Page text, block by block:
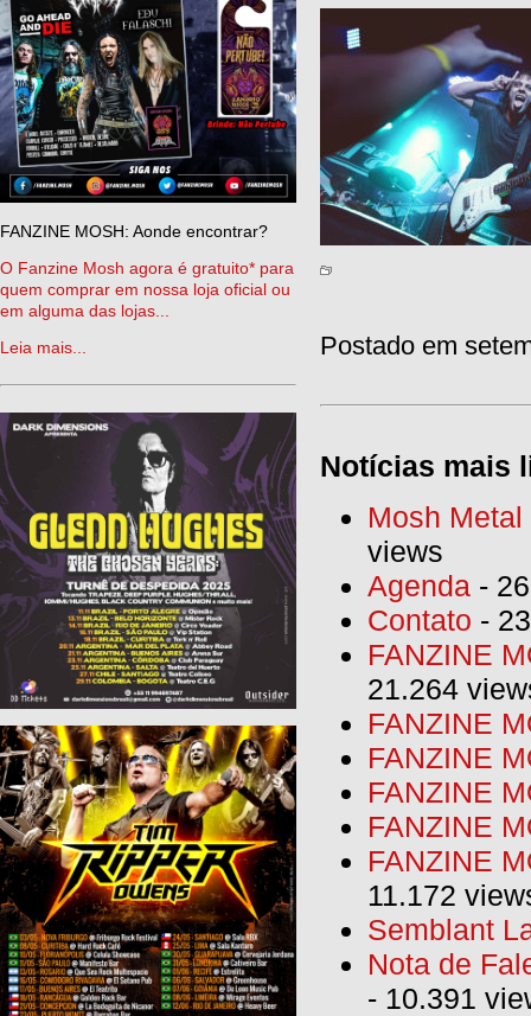
FANZINE MOSH: Aonde encontrar?
O Fanzine Mosh agora é gratuito* para
quem comprar em nossa loja oficial ou
em alguma das lojas...
Leia mais...
Postado em
Notícias mais
Mosh
views
Agenda -
Contato -
FANZINE
21.264
FANZINE
FANZINE
FANZINE
FANZINE
FANZINE
11.172
Semblant
Nota de
- 10.391